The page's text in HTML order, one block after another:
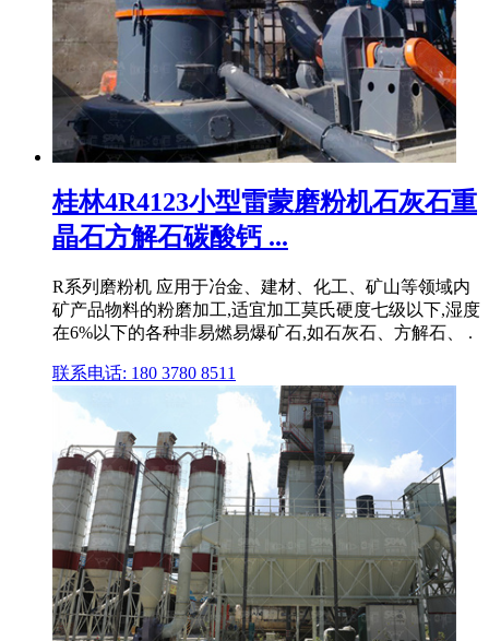
桂林4R4123小型雷蒙磨粉机石灰石重
晶石方解石碳酸钙 ...
R系列磨粉机 应用于冶金、建材、化工、矿山等领域内
矿产品物料的粉磨加工,适宜加工莫氏硬度七级以下,湿度
在6%以下的各种非易燃易爆矿石,如石灰石、方解石、 .
联系电话: 180 3780 8511